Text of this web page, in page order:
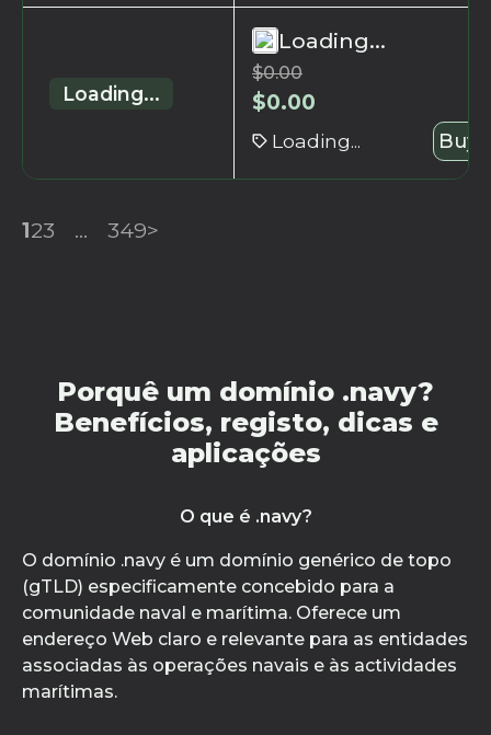
Loading...
Loading...
$0.00
$0.00
Loading... Buy
123 ... 349>
Porquê um domínio .navy?
Benefícios, registo, dicas e
aplicações
O que é .navy?
O domínio .navy é um domínio genérico de topo
(gTLD) especificamente concebido para a
comunidade naval e marítima. Oferece um
endereço Web claro e relevante para as entidades
associadas às operações navais e às actividades
marítimas.